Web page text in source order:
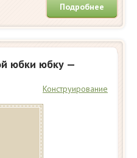
Подробнее
юбки юбку —
Конструирование